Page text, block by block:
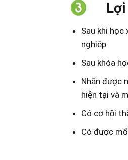
Lợi
Sau khi học
nghiệp
Sau khóa
Nhận được
hiện tại và
Có cơ hội
Có được